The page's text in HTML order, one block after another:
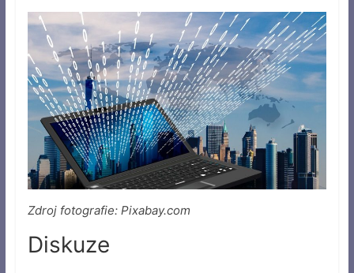
Zdroj fotografie: Pixabay.com
Diskuze